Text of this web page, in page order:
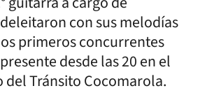
con sus melodías
primeros concurrentes
desde las 20 en el
Tránsito Cocomarola.